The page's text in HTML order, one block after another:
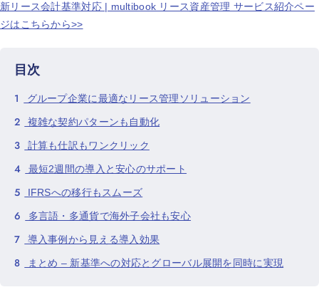
新リース会計基準対応 | multibook リース資産管理 サービス紹介ペー
ジはこちらから>>
目次
1
グループ企業に最適なリース管理ソリューション
2 複雑な契約パターンも自動化
3 計算も仕訳もワンクリック
4 最短2週間の導入と安心のサポート
5 IFRSへの移行もスムーズ
6 多言語・多通貨で海外子会社も安心
7 導入事例から見える導入効果
8 まとめ – 新基準への対応とグローバル展開を同時に実現